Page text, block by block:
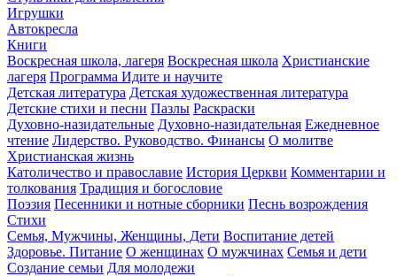
Игрушки
Автокресла
Книги
Воскресная школа, лагеря Воскресная школа Христианские
лагеря Программа Идите и научите
Детская литература Детская художественная литература
Детские стихи и песни Пазлы Раскраски
Духовно-назидательные Духовно-назидательная Ежедневное
чтение Лидерство. Руководство. Финансы О молитве
Христианская жизнь
Католичество и православие История Церкви Комментарии и
толкования Традиция и богословие
Поэзия Песенники и нотные сборники Песнь возрождения
Стихи
Семья, Мужчины, Женщины, Дети Воспитание детей
Здоровье. Питание О женщинах О мужчинах Семья и дети
Создание семьи Для молодежи